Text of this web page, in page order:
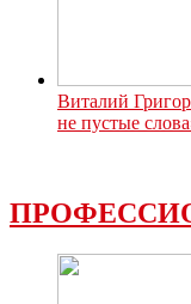
Виталий
не пустые